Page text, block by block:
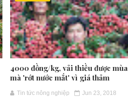
4000 đồng/kg, vải thiều được mùa
mà 'rớt nước mắt' vì giá thảm
Tin tức nông nghiệp Jun 23, 2018